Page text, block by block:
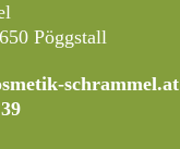
Pöggstall
schrammel.at